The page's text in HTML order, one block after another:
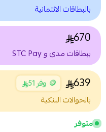
بالبطاقات الائتمانية
670
ببطاقات مدى و STC Pay
639 🪙 وفر 51
بالحوالات البنكية
متوفر